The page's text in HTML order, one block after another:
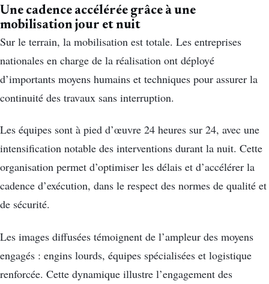
Une cadence accélérée grâce à une
mobilisation jour et nuit
Sur le terrain, la mobilisation est totale. Les entreprises
nationales en charge de la réalisation ont déployé
d’importants moyens humains et techniques pour assurer la
continuité des travaux sans interruption.
Les équipes sont à pied d’œuvre 24 heures sur 24, avec une
intensification notable des interventions durant la nuit. Cette
organisation permet d’optimiser les délais et d’accélérer la
cadence d’exécution, dans le respect des normes de qualité et
de sécurité.
Les images diffusées témoignent de l’ampleur des moyens
engagés : engins lourds, équipes spécialisées et logistique
renforcée. Cette dynamique illustre l’engagement des